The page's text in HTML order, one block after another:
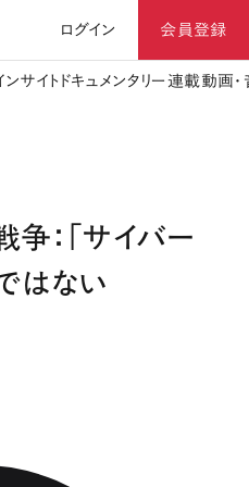
ログイン 会員登録
ンサイト ドキュメンタリー 連載動画
争：「サイバー
はない